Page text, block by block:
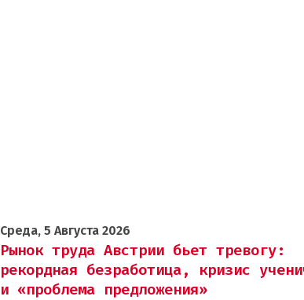
Среда, 5 Августа 2026
Рынок труда Австрии бьет тревогу:
рекордная безработица, кризис
и «проблема предложения»